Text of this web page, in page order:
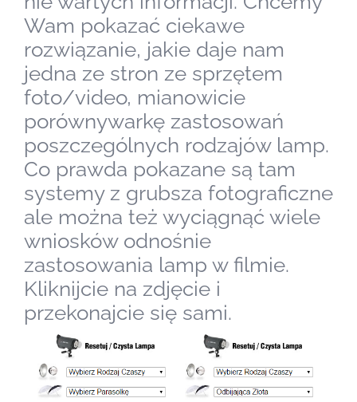
Wam pokazać ciekawe
rozwiązanie, jakie daje nam
jedna ze stron ze sprzętem
foto/video, mianowicie
porównywarkę zastosowań
poszczególnych rodzajów lamp.
Co prawda pokazane są tam
systemy z grubsza fotograficzne
ale można też wyciągnąć wiele
wniosków odnośnie
zastosowania lamp w filmie.
Kliknijcie na zdjęcie i
przekonajcie się sami.